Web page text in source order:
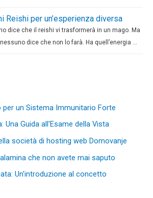
Reishi per un’esperienza diversa
dice che il reishi vi trasformerà in un mago. Ma
dice che non lo farà. Ha quell’energia …
per un Sistema Immunitario Forte
Una Guida all'Esame della Vista
società di hosting web Domovanje
che non avete mai saputo
Un'introduzione al concetto